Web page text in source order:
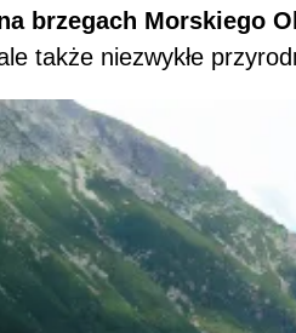
brzegach Morskiego
także niezwykłe